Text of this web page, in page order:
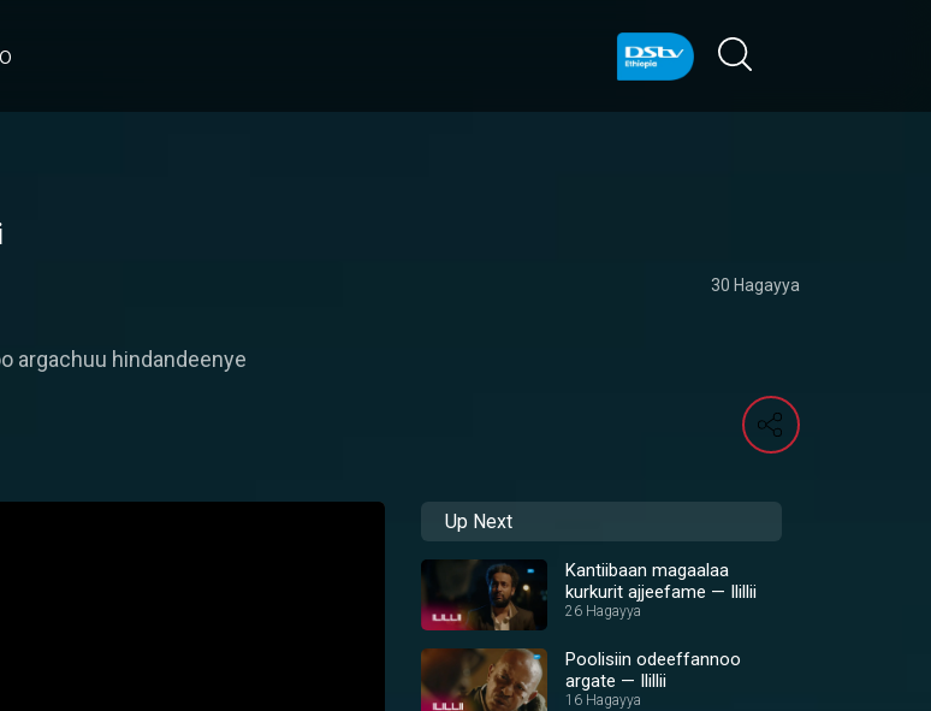
30 Hagayya
argachuu hindandeenye
Up Next
Kantiibaan magaalaa
kurkurit ajjeefame — Ilillii
26 Hagayya
Poolisiin odeeffannoo
argate — Ilillii
16 Hagayya